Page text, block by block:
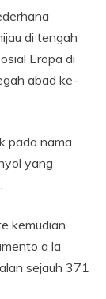
di tengah
Eropa di
abad ke-
pada nama
yang
kemudian
a la
sejauh 371